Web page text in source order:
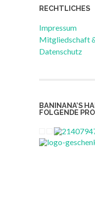
RECHTLICHES
Impressum
Mitgliedschaft
Datenschutz
BANINANA’S
FOLGENDE